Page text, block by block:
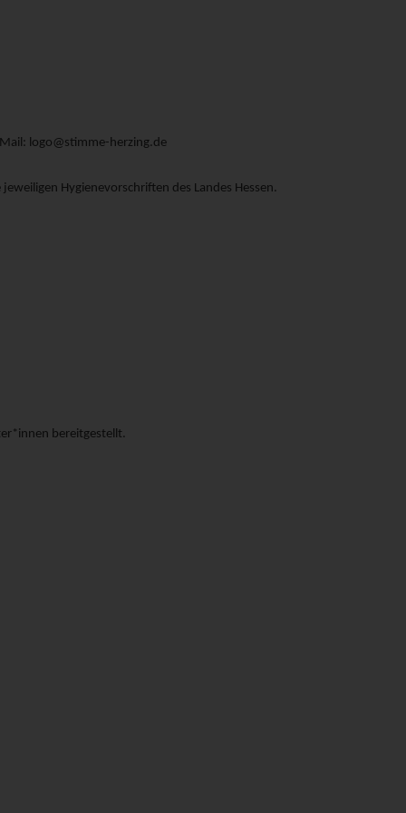
logo@stimme-herzing.de
Hygienevorschriften des Landes Hessen.
bereitgestellt.